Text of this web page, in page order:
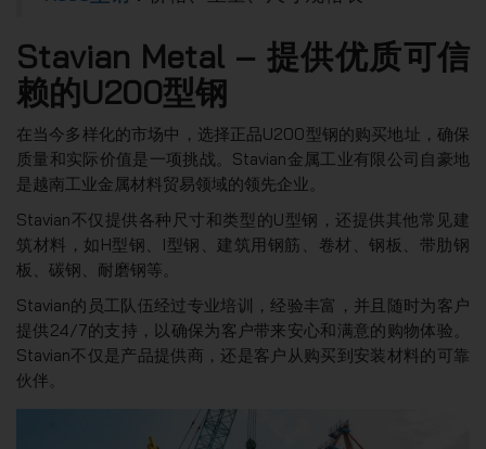
Stavian Metal – 提供优质可信
赖的U200型钢
在当今多样化的市场中，选择正品U200型钢的购买地址，确保
质量和实际价值是一项挑战。Stavian金属工业有限公司自豪地
是越南工业金属材料贸易领域的领先企业。
Stavian不仅提供各种尺寸和类型的U型钢，还提供其他常见建
筑材料，如H型钢、I型钢、建筑用钢筋、卷材、钢板、带肋钢
板、碳钢、耐磨钢等。
Stavian的员工队伍经过专业培训，经验丰富，并且随时为客户
提供24/7的支持，以确保为客户带来安心和满意的购物体验。
Stavian不仅是产品提供商，还是客户从购买到安装材料的可靠
伙伴。